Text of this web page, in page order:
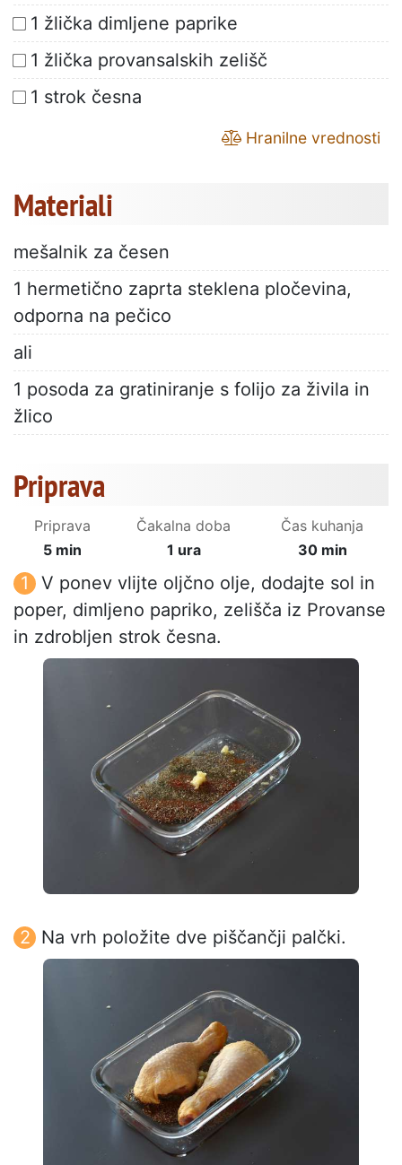
1 žlička dimljene paprike
1 žlička provansalskih zelišč
1 strok česna
Hranilne vrednosti
Materiali
mešalnik za česen
1 hermetično zaprta steklena pločevina,
odporna na pečico
ali
1 posoda za gratiniranje s folijo za živila in
žlico
Priprava
Priprava
5 min
Čakalna doba
1 ura
Čas kuhanja
30 min
V ponev vlijte oljčno olje, dodajte sol in
poper, dimljeno papriko, zelišča iz Provanse
in zdrobljen strok česna.
Na vrh položite dve piščančji palčki.